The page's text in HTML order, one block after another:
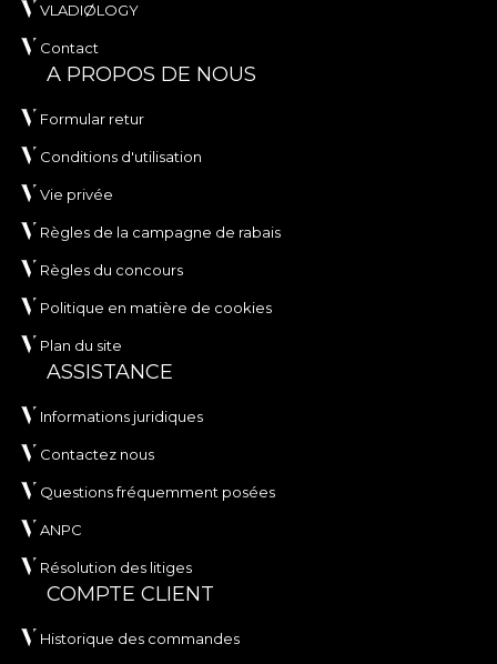
VLADIØLOGY
Contact
A PROPOS DE NOUS
Formular retur
Conditions d'utilisation
Vie privée
Règles de la campagne de rabais
Règles du concours
Politique en matière de cookies
Plan du site
ASSISTANCE
Informations juridiques
Contactez nous
Questions fréquemment posées
ANPC
Résolution des litiges
COMPTE CLIENT
Historique des commandes